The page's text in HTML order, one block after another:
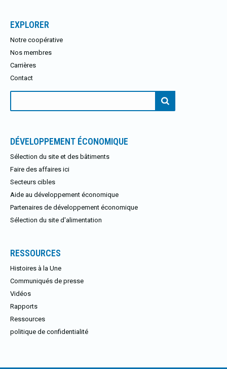
EXPLORER
Notre coopérative
Nos membres
Carrières
Contact
DÉVELOPPEMENT ÉCONOMIQUE
Sélection du site et des bâtiments
Faire des affaires ici
Secteurs cibles
Aide au développement économique
Partenaires de développement économique
Sélection du site d'alimentation
RESSOURCES
Histoires à la Une
Communiqués de presse
Vidéos
Rapports
Ressources
politique de confidentialité